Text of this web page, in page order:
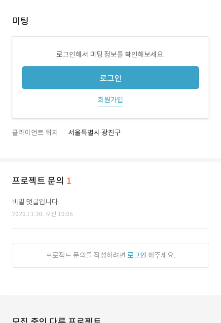
미팅
로그인해서 미팅 정보를 확인해보세요.
로그인
회원가입
클라이언트 위치 서울특별시 광진구
프로젝트 문의 1
비밀 댓글입니다.
2020.11.30. 오전 10:05
프로젝트 문의를 작성하려면 로그인 해주세요.